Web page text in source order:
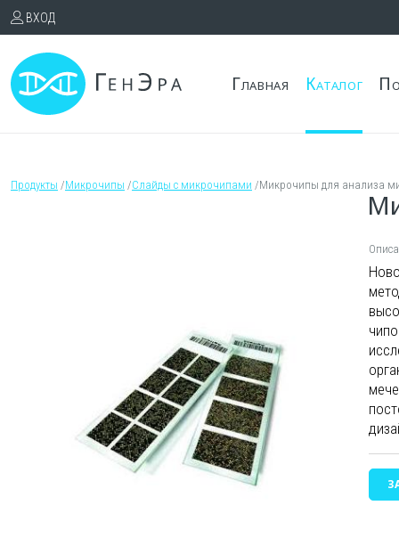
ВХОД
Главная Каталог
Продукты /Микрочипы /Слайды с микрочипами /Микрочипы для анализа